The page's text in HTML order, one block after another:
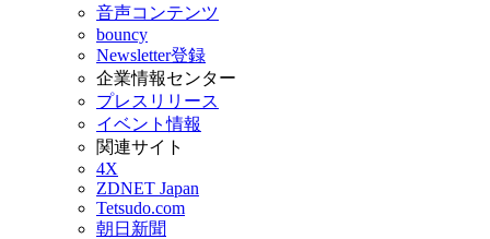
音声コンテンツ
bouncy
Newsletter登録
企業情報センター
プレスリリース
イベント情報
関連サイト
4X
ZDNET Japan
Tetsudo.com
朝日新聞